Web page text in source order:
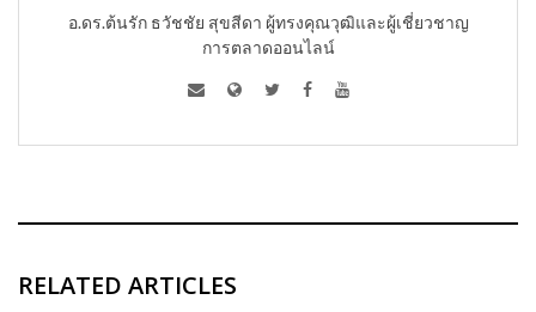
อ.ดร.ต้นรัก ธวัชชัย สุขสีดา ผู้ทรงคุณวุฒิและผู้เชี่ยวชาญ
การตลาดออนไลน์
RELATED ARTICLES